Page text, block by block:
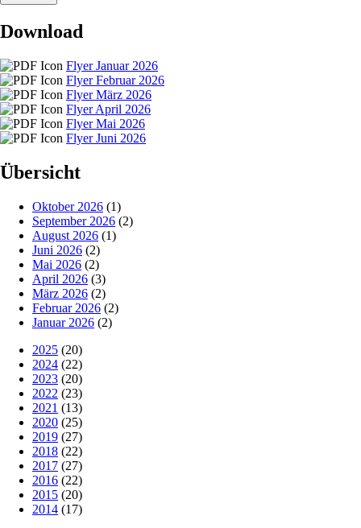
Download
Flyer Januar 2026
Flyer Februar 2026
Flyer März 2026
Flyer April 2026
Flyer Mai 2026
Flyer Juni 2026
Übersicht
Oktober 2026 (1)
September 2026 (2)
August 2026 (1)
Juni 2026 (2)
Mai 2026 (2)
April 2026 (3)
März 2026 (2)
Februar 2026 (2)
Januar 2026 (2)
2025 (20)
2024 (22)
2023 (20)
2022 (23)
2021 (13)
2020 (25)
2019 (27)
2018 (22)
2017 (27)
2016 (22)
2015 (20)
2014 (17)